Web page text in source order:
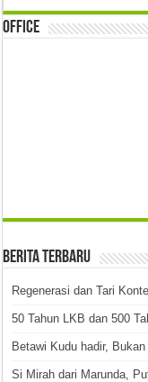
Office
Berita Terbaru
Regenerasi dan Tari
50 Tahun LKB dan 500
Betawi Kudu hadir,
Si Mirah dari Marunda,